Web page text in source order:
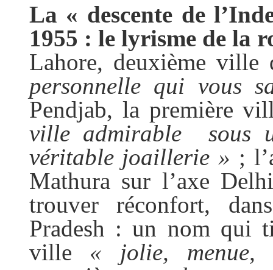
La « descente de
1955 : le lyrisme de la
Lahore, deuxième
personnelle qui vous
Pendjab, la première
ville admirable
sous
véritable joaillerie » ;
Mathura sur l’axe
trouver réconfort,
Pradesh : un nom qui
ville « jolie, menue,